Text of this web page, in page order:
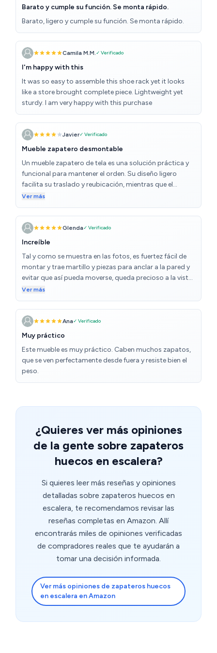
Barato y cumple su función. Se monta rápido.
Barato, ligero y cumple su función. Se monta rápido.
Camila M.M. ✓ Verificado
I'm happy with this
It was so easy to assemble this shoe rack yet it looks
like a store brought complete piece. Lightweight yet
sturdy. I am very happy with this purchase
Javier✓ Verificado
Mueble zapatero desmontable
Un mueble zapatero de tela es una solución práctica y
funcional para mantener el orden. Su diseño ligero
facilita su traslado y reubicación, mientras que el
material de tela es flexible, resistente y fácil de limpiar.
Además, al ser de montaje sencillo, se puede armar
rápidamente sin necesidad de herramientas, con solo
un martillo incluido, lo que lo convierte en una opción
ideal para quienes buscan practicidad. Este tipo de
de polvo y daños, mientras añade un toque moderno y
minimalista a cualquier ambiente.
Ver más
Glenda✓ Verificado
Increíble
Tal y como se muestra en las fotos, es fuertez fácil de
montar y trae martillo y piezas para anclar a la pared y
evitar que así pueda moverse, queda precioso a la vista,
caben 40 pares de zapatos perfectamente, y el detalle
de colgador para poner a un lado es de agradecer para
bolsos, chaquetas, etc, sin lugar a dudas repetiré para
el resto de habitaciones, producto de 10
Ver más
Ana✓ Verificado
Muy práctico
Este mueble es muy práctico. Caben muchos zapatos,
que se ven perfectamente desde fuera y resiste bien el
peso.
¿Quieres ver más opiniones
de la gente sobre zapateros
huecos en escalera?
Si quieres leer más reseñas y opiniones
detalladas sobre zapateros huecos en
escalera, te recomendamos revisar las
reseñas completas en Amazon. Allí
encontrarás miles de opiniones verificadas
de compradores reales que te ayudarán a
tomar una decisión informada.
Ver más opiniones de zapateros huecos
en escalera en Amazon